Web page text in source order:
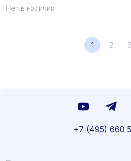
Нет в наличии
1 2
+7 (495) 660